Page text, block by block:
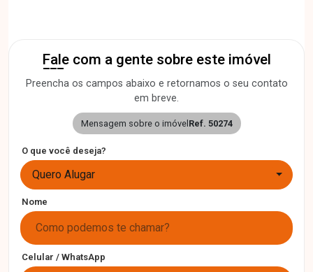
Fale com a gente sobre este imóvel
Preencha os campos abaixo e retornamos o seu contato
em breve.
Mensagem sobre o imóvelRef. 50274
O que você deseja?
Quero Alugar
Nome
Celular / WhatsApp